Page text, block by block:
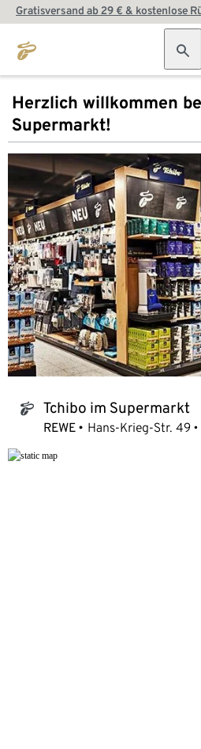
Gratisversand ab 29 € & kostenlose
Herzlich willkommen
Supermarkt!
tchibo_logo Tchibo im Supermarkt
REWE Hans-Krieg-Str. 49